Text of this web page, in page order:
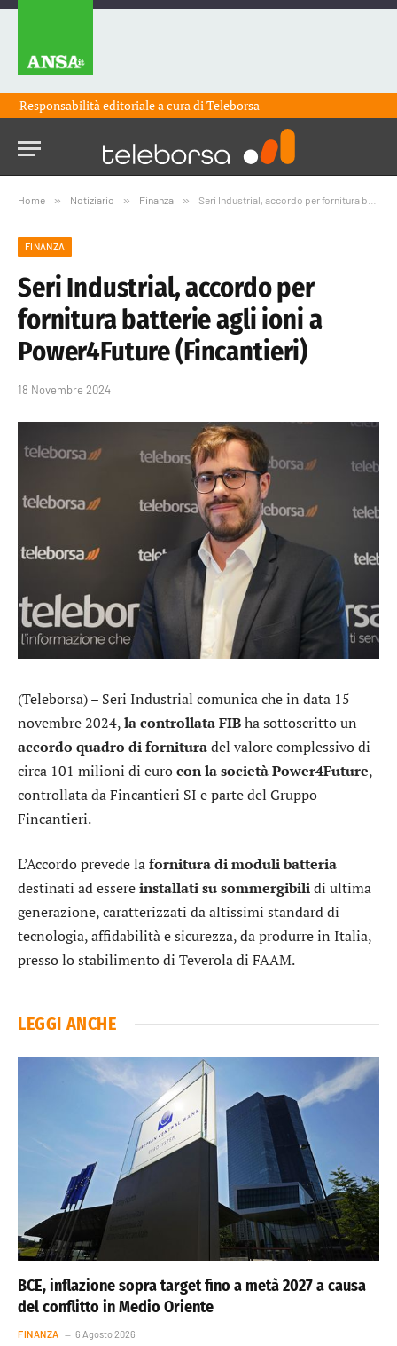
Responsabilità editoriale a cura diTeleborsa
Home » Notiziario » Finanza » Seri Industrial, accordo per fornitura batterie agli ioni a Power4Future (Fincantieri)
FINANZA
Seri Industrial, accordo per
fornitura batterie agli ioni a
Power4Future (Fincantieri)
18 Novembre 2024
(Teleborsa) – Seri Industrial comunica che in data 15
novembre 2024,la controllata FIBha sottoscritto un
accordo quadro di fornituradel valore complessivo di
circa 101 milioni di eurocon la società Power4Future,
controllata da Fincantieri SI e parte del Gruppo
Fincantieri.
L’Accordo prevede lafornitura di moduli batteria
destinati ad essereinstallati su sommergibilidi ultima
generazione, caratterizzati da altissimi standard di
tecnologia, affidabilità e sicurezza, da produrre in Italia,
presso lo stabilimento di Teverola di FAAM.
LEGGI ANCHE
BCE, inflazione sopra target fino a metà 2027 a causa
del conflitto in Medio Oriente
FINANZA 6 Agosto 2026